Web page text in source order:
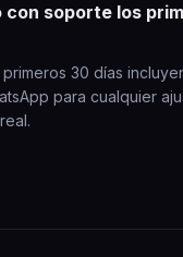
con soporte los
30 días
para cualquier